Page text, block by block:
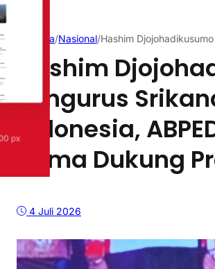
Beranda/Nasional/Hashim
Hashim
Pengurus
Indonesia,
Sama Dukung
4 Juli 2026